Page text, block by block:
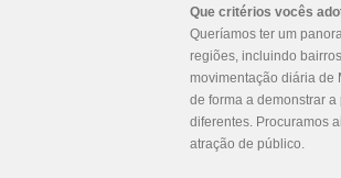
Que critérios vocês
Queríamos ter um
regiões, incluindo
movimentação diária de
de forma a demonstrar
diferentes. Procuramos
atração de público.